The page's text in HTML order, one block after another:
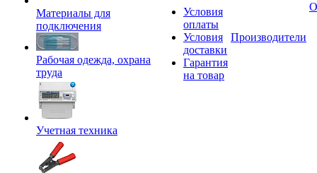
Материалы для
подключения
Рабочая одежда, охрана
труда
Учетная техника
Условия
оплаты
Условия
доставки
Гарантия
на товар
Производители